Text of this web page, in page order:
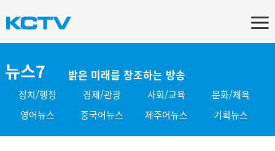
뉴스7 밝은 미래를 창조하는 방송
정치/행정 경제/관광 사회/교육
문화/체육
영어뉴스
중국어뉴스 제주어뉴스 기획뉴스